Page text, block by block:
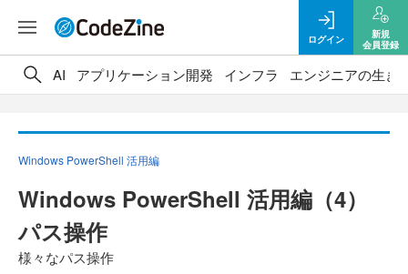
ログイン
新規
会員登録
AI アプリケーション開発 インフラ エンジニアの生き
Windows PowerShell 活用編
Windows PowerShell 活用編（4）
パス操作
様々なパス操作